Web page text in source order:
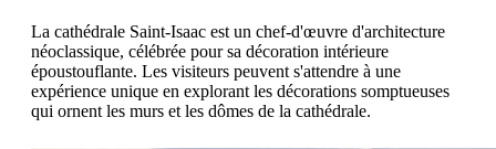
La cathédrale Saint-Isaac est un chef-d'œuvre d'architecture
néoclassique, célébrée pour sa décoration intérieure
époustouflante. Les visiteurs peuvent s'attendre à une
expérience unique en explorant les décorations somptueuses
qui ornent les murs et les dômes de la cathédrale.